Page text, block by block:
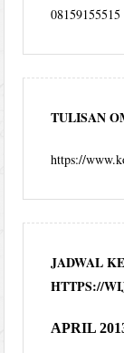
08159155515
TULISAN
https://
JADWAL
HTTPS://
APRIL